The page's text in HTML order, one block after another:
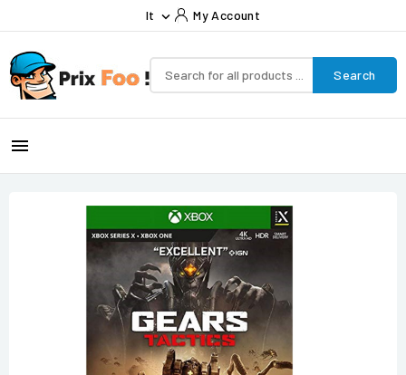
It  My Account
Search
